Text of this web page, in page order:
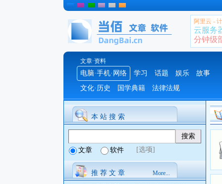
阿里云 -
云服务
分钟级
文章·资料
电脑·手机·网络 学习 话题 娱乐
故事
文化·历史
国学典籍 法律法规
本 站 搜 索
文章 软件 [选项]
推 荐 文 章 More...